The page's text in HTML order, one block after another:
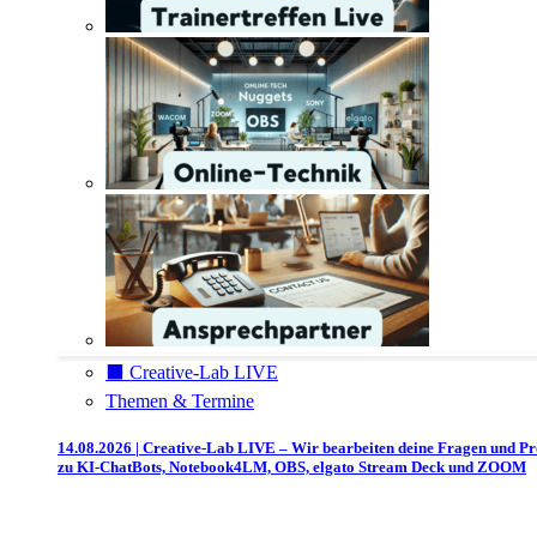
⬛️ Creative-Lab LIVE
Themen & Termine
14.08.2026 | Creative-Lab LIVE – Wir bearbeiten deine Fragen und
zu KI-ChatBots, Notebook4LM, OBS, elgato Stream Deck und ZOOM